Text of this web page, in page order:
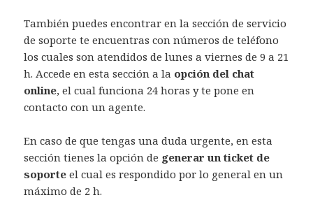
También puedes encontrar en la sección de servicio
de soporte te encuentras con números de teléfono
los cuales son atendidos de lunes a viernes de 9 a 21
h. Accede en esta sección a la opción del chat
online, el cual funciona 24 horas y te pone en
contacto con un agente.
En caso de que tengas una duda urgente, en esta
sección tienes la opción de generar un ticket de
soporte el cual es respondido por lo general en un
máximo de 2 h.